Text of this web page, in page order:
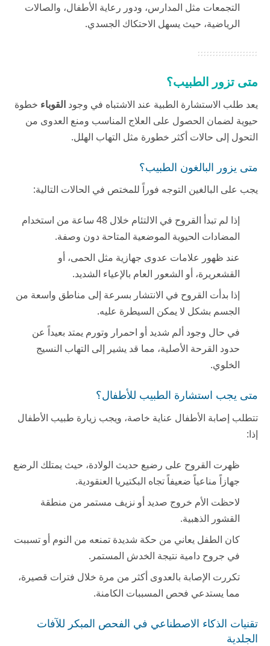
التجمعات مثل المدارس، ودور رعاية الأطفال، والصالات
الرياضية، حيث يسهل الاحتكاك الجسدي.
متى تزور الطبيب؟
يعد طلب الاستشارة الطبية عند الاشتباه في وجود القوباء خطوة
حيوية لضمان الحصول على العلاج المناسب ومنع العدوى من
التحول إلى حالات أكثر خطورة مثل التهاب الهلل.
متى يزور البالغون الطبيب؟
يجب على البالغين التوجه فوراً للمختص في الحالات التالية:
إذا لم تبدأ القروح في الالتئام خلال 48 ساعة من استخدام
المضادات الحيوية الموضعية المتاحة دون وصفة.
عند ظهور علامات عدوى جهازية مثل الحمى، أو
القشعريرة، أو الشعور العام بالإعياء الشديد.
إذا بدأت القروح في الانتشار بسرعة إلى مناطق واسعة من
الجسم بشكل لا يمكن السيطرة عليه.
في حال وجود ألم شديد أو احمرار وتورم يمتد بعيداً عن
حدود القرحة الأصلية، مما قد يشير إلى التهاب النسيج
الخلوي.
متى يجب استشارة الطبيب للأطفال؟
تتطلب إصابة الأطفال عناية خاصة، ويجب زيارة طبيب الأطفال
إذا:
ظهرت القروح على رضيع حديث الولادة، حيث يمتلك الرضع
جهازاً مناعياً ضعيفاً تجاه البكتيريا العنقودية.
لاحظت الأم خروج صديد أو نزيف مستمر من منطقة
القشور الذهبية.
كان الطفل يعاني من حكة شديدة تمنعه من النوم أو تسببت
في جروح دامية نتيجة الخدش المستمر.
تكررت الإصابة بالعدوى أكثر من مرة خلال فترات قصيرة،
مما يستدعي فحص المسببات الكامنة.
تقنيات الذكاء الاصطناعي في الفحص المبكر للآفات
الجلدية